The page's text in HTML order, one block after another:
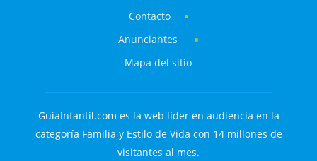
Contacto
Anunciantes
Mapa del sitio
GuiaInfantil.com es la web líder en audiencia en la
categoría Familia y Estilo de Vida con 14 millones de
visitantes al mes.